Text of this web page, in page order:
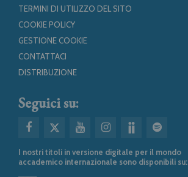
TERMINI DI UTILIZZO DEL SITO
COOKIE POLICY
GESTIONE COOKIE
CONTATTACI
DISTRIBUZIONE
Seguici su:
I nostri titoli in versione digitale per il mondo
accademico internazionale sono disponibili su: